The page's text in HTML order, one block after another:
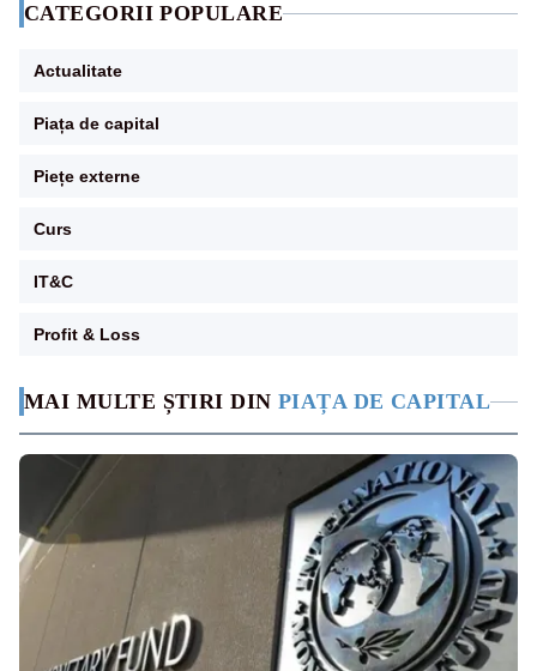
MAI MULTE ȘTIRI DIN PIAȚA DE CAPITAL
CATEGORII POPULARE
Actualitate
Piața de capital
Piețe externe
Curs
IT&C
Profit & Loss